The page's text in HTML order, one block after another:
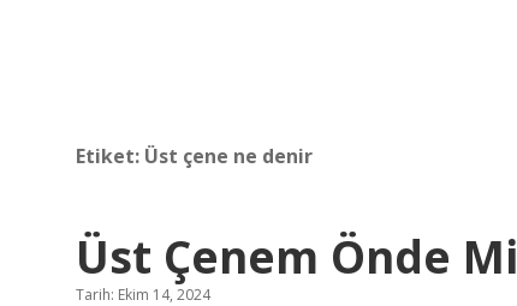
Etiket: Üst çene ne denir
Üst Çenem Önde Mi
Tarih: Ekim 14, 2024